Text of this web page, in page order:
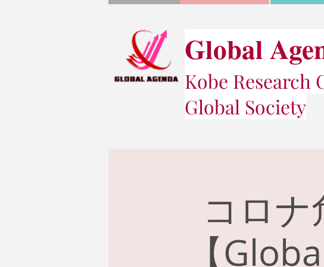
Global
Kobe Research
Global Society
コロ
【